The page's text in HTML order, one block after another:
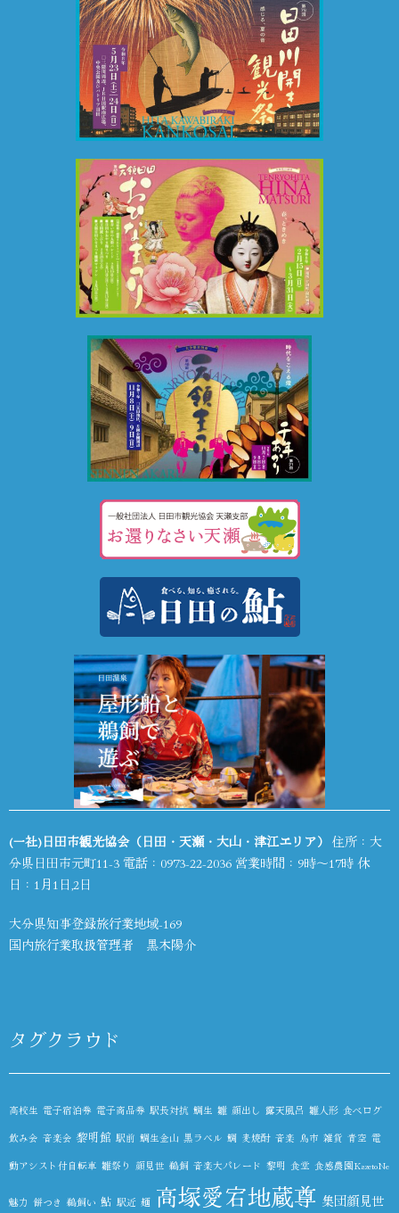
(一社)日田市観光協会（日田・天瀬・大山・津江エリア） 住所：大
分県日田市元町11-3 電話： 0973-22-2036 営業時間：9時～17時 休
日：1月1日,2日
大分県知事登録旅行業地域-169
国内旅行業取扱管理者 黒木陽介
タグクラウド
高校生 電子宿泊券 電子商品券 駅長対抗 鯛生 雛 顔出し 露天風呂 雛人形 食べログ
飲み会 音楽会 黎明館 駅前 鯛生金山 黒ラベル 鯛 麦焼酎 音楽 鳥市 雑貨 青空 電
動アシスト付自転車 雛祭り 顔見世 鵜飼 音楽大パレード 黎明 食堂 食感農園KazetoNe
魅力 餅つき 鵜飼い 鮎 駅近 麺 高塚愛宕地蔵尊 集団顔見世